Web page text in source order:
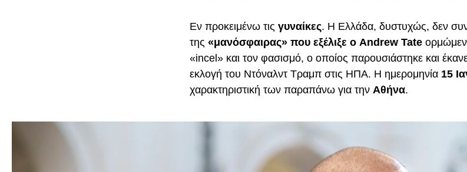
Εν προκειμένω τις γυναίκες. Η Ελλάδα, δυστυχώς, δεν
της «μανόσφαιρας» που εξέλιξε ο Andrew Tate
«incel» και τον φασισμό, ο οποίος παρουσιάστηκε και
εκλογή του Ντόναλντ Τραμπ στις ΗΠΑ. Η ημερομηνία 15
χαρακτηριστική των παραπάνω για την Αθήνα.